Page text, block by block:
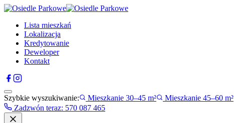
Lista mieszkań
Lokalizacja
Kredytowanie
Deweloper
Kontakt
Szybkie wyszukiwanie: Mieszkanie 30–45 m² Mieszkanie 45–60 m²
Zadzwón teraz: 570 087 465